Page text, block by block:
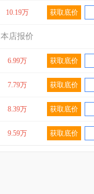
10.19万 获取底价
本店报价
6.99万 获取底价
7.79万 获取底价
8.39万 获取底价
9.59万 获取底价